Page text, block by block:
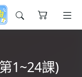
1~24課)